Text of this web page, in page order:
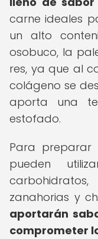
carne ideales
un alto
osobuco, la
res, ya que al
colágeno se
aporta una
estofado.
Para preparar
pueden
zanahorias y
aportarán
comprometer